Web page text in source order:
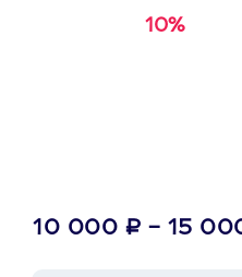
10%
10 000 ₽ - 15